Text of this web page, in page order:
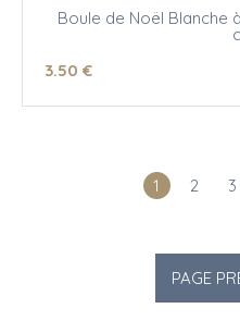
Boule de Noël Blanche
3.50 €
1 2 3